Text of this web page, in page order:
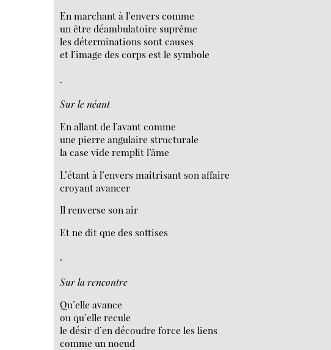
En marchant à l’envers comme
un être déambulatoire suprême
les déterminations sont causes
et l’image des corps est le symbole
.
Sur le néant
En allant de l’avant comme
une pierre angulaire structurale
la case vide remplit l’âme
L’étant à l’envers maitrisant son affaire
croyant avancer
Il renverse son air
Et ne dit que des sottises
.
Sur la rencontre
Qu’elle avance
ou qu’elle recule
le désir d’en découdre force les liens
comme un noeud